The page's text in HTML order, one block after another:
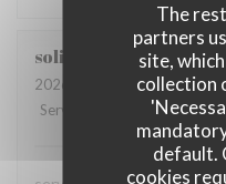
The
partners
site,
collection
default.
cookies
soline
2026-06-13
- 21:00 -
Service
Ambiance:5/5